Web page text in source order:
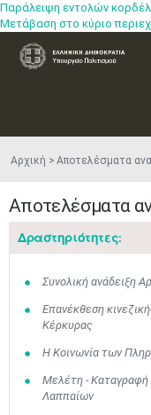
Παράλειψη εντολών
Μετάβαση στο κύριο
Αρχική Αποτελέσματα
Αποτελέσματα
Δραστηριότητες:
Συνολική ανάδειξη
Επανέκθεση
Κέρκυρας
Η Κοινωνία των
Μελέτη -
Λαππαίων